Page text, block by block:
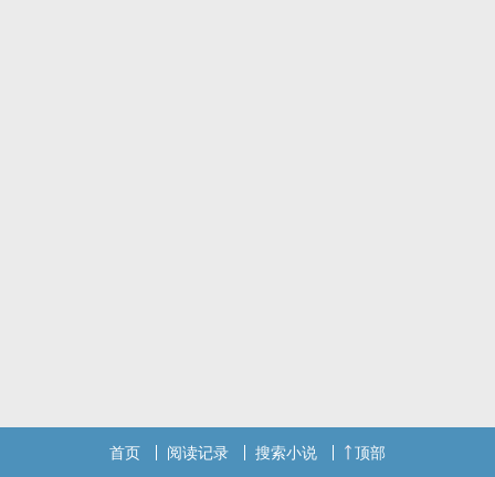
首页 阅读记录 搜索小说 顶部